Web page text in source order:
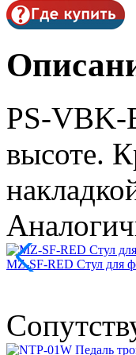
PS-VBK-
высоте.
MZ-SF-RED Стул для